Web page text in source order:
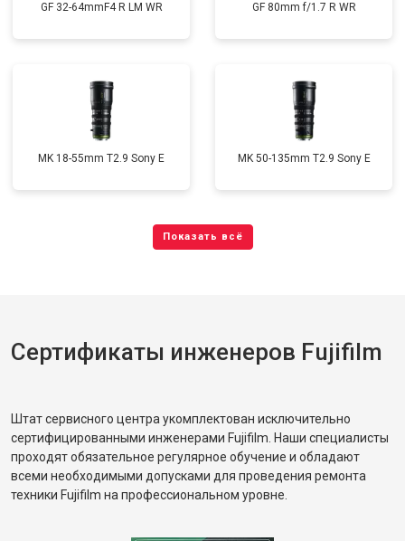
GF 32-64mmF4 R LM WR GF 80mm f/1.7 R WR
MK 18-55mm T2.9 Sony E MK 50-135mm T2.9 Sony E
Сертификаты инженеров Fujifilm
Штат сервисного центра укомплектован исключительно
сертифицированными инженерами Fujifilm. Наши специалисты
проходят обязательное регулярное обучение и обладают
всеми необходимыми допусками для проведения ремонта
техники Fujifilm на профессиональном уровне.